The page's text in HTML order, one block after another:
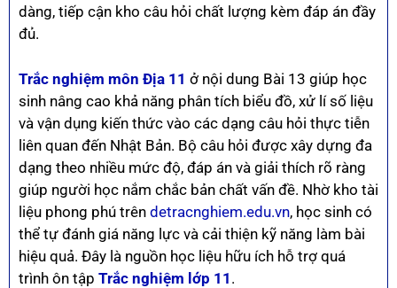
dàng, tiếp cận kho câu hỏi chất lượng kèm đáp án đầy
đủ.
Trắc nghiệm môn Địa 11 ở nội dung Bài 13 giúp học
sinh nâng cao khả năng phân tích biểu đồ, xử lí số liệu
và vận dụng kiến thức vào các dạng câu hỏi thực tiễn
liên quan đến Nhật Bản. Bộ câu hỏi được xây dựng đa
dạng theo nhiều mức độ, đáp án và giải thích rõ ràng
giúp người học nắm chắc bản chất vấn đề. Nhờ kho tài
liệu phong phú trên detracnghiem.edu.vn, học sinh có
thể tự đánh giá năng lực và cải thiện kỹ năng làm bài
hiệu quả. Đây là nguồn học liệu hữu ích hỗ trợ quá
trình ôn tập Trắc nghiệm lớp 11 .